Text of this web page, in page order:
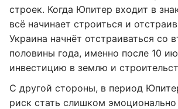
строек. Когда Юпитер входит в
всё начинает строиться и
Украина начнёт отстраиваться со
половины года, именно после 10
инвестицию в землю и
С другой стороны, в период
риск стать слишком